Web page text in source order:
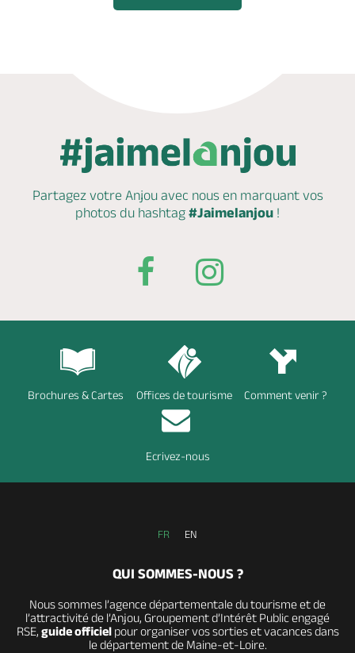
Partagez votre Anjou avec nous en marquantvos
photos du hashtag #Jaimelanjou !
Brochures & Cartes Offices de tourisme Comment venir ?
Ecrivez-nous
FR EN
QUI SOMMES-NOUS ?
Nous sommes l’agence départementale du tourisme et de
l’attractivité de l’Anjou, Groupement d’Intérêt Public engagé
RSE, guide officielpour organiser vos sorties et vacances dans
le département de Maine-et-Loire.